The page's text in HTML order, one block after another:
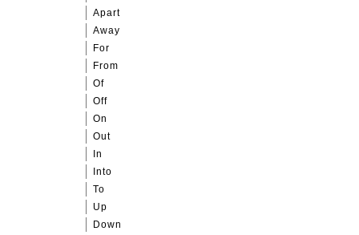
Apart
Away
For
From
Of
Off
On
Out
In
Into
To
Up
Down